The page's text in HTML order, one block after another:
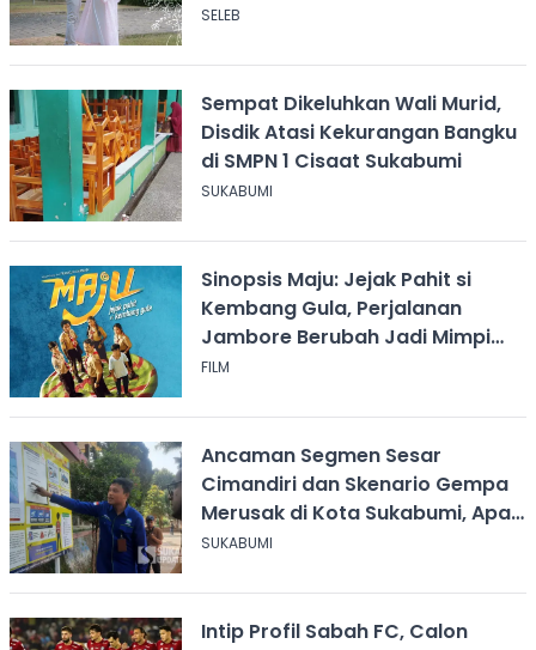
SELEB
Sempat Dikeluhkan Wali Murid,
Disdik Atasi Kekurangan Bangku
di SMPN 1 Cisaat Sukabumi
SUKABUMI
Sinopsis Maju: Jejak Pahit si
Kembang Gula, Perjalanan
Jambore Berubah Jadi Mimpi
Buruk
FILM
Ancaman Segmen Sesar
Cimandiri dan Skenario Gempa
Merusak di Kota Sukabumi, Apa
yang Harus Dilakukan?
SUKABUMI
Intip Profil Sabah FC, Calon